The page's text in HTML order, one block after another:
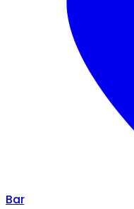
Bar